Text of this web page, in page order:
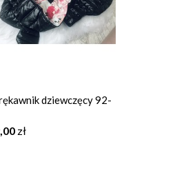
dziewczęcy 92-
zł